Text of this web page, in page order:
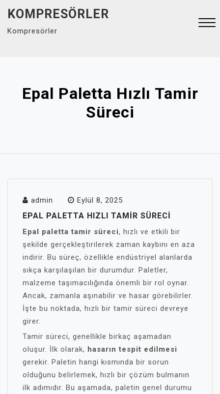
content
KOMPRESÖRLER
Kompresörler
Epal Paletta Hızlı Tamir
Süreci
admin Eylül 8, 2025
EPAL PALETTA HIZLI TAMIR SÜRECI
Epal paletta tamir süreci, hızlı ve etkili bir
şekilde gerçekleştirilerek zaman kaybını en aza
indirir. Bu süreç, özellikle endüstriyel alanlarda
sıkça karşılaşılan bir durumdur. Paletler,
malzeme taşımacılığında önemli bir rol oynar.
Ancak, zamanla aşınabilir ve hasar görebilirler.
İşte bu noktada, hızlı bir tamir süreci devreye
girer.
Tamir süreci, genellikle birkaç aşamadan
oluşur. İlk olarak, hasarın tespit edilmesi
gerekir. Paletin hangi kısmında bir sorun
olduğunu belirlemek, hızlı bir çözüm bulmanın
ilk adımıdır. Bu aşamada, paletin genel durumu